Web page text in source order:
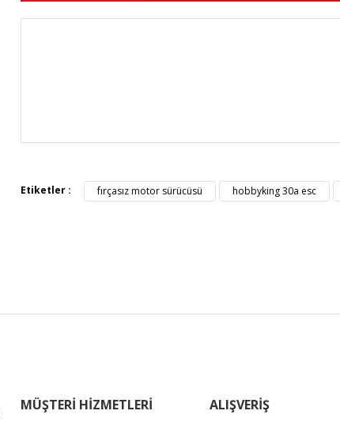
Ürün resmi kalitesiz, bozuk veya görüntülenemiyor.
Etiketler : fırçasız motor sürücüsü hobbyking 30a esc
MÜŞTERİ HİZMETLERİ ALIŞVERİŞ